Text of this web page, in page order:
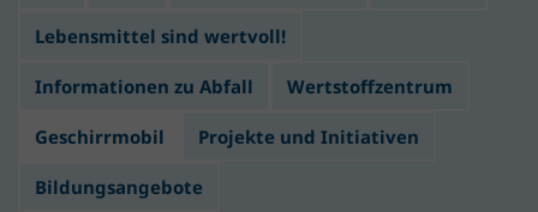
Lebensmittel sind wertvoll!
Informationen zu Abfall Wertstoffzentrum
Geschirrmobil Projekte und Initiativen
Bildungsangebote